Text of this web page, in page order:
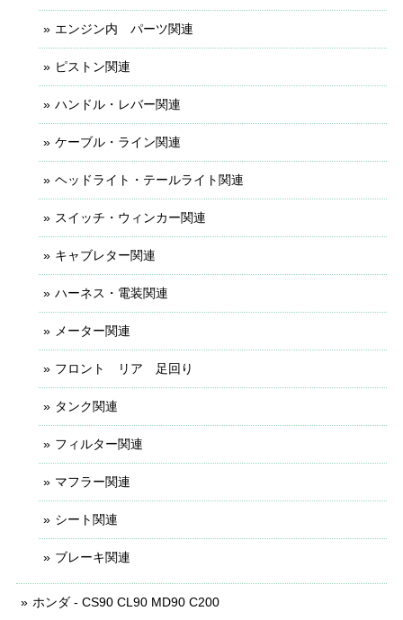
エンジン内 パーツ関連
ピストン関連
ハンドル・レバー関連
ケーブル・ライン関連
ヘッドライト・テールライト関連
スイッチ・ウィンカー関連
キャブレター関連
ハーネス・電装関連
メーター関連
フロント リア 足回り
タンク関連
フィルター関連
マフラー関連
シート関連
ブレーキ関連
ホンダ - CS90 CL90 MD90 C200